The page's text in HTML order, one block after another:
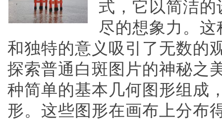
式，它以简洁
尽的想象力。
和独特的意义吸引了无数的
探索普通白斑图片的神秘之
种简单的基本几何图形组成
形。这些图形在画布上分布